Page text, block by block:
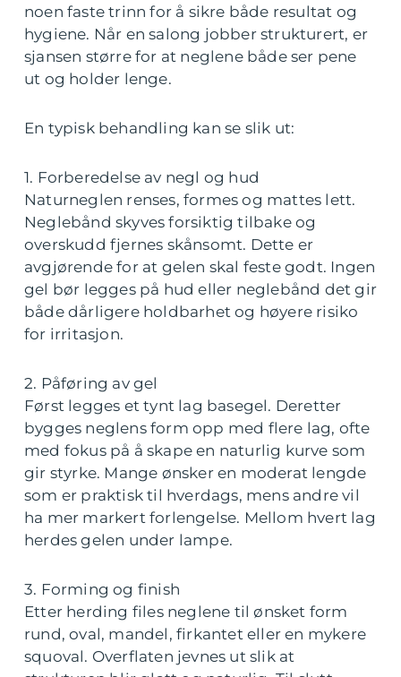
noen faste trinn for å sikre både resultat og
hygiene. Når en salong jobber strukturert, er
sjansen større for at neglene både ser pene
ut og holder lenge.
En typisk behandling kan se slik ut:
1. Forberedelse av negl og hud
Naturneglen renses, formes og mattes lett.
Neglebånd skyves forsiktig tilbake og
overskudd fjernes skånsomt. Dette er
avgjørende for at gelen skal feste godt. Ingen
gel bør legges på hud eller neglebånd det gir
både dårligere holdbarhet og høyere risiko
for irritasjon.
2. Påføring av gel
Først legges et tynt lag basegel. Deretter
bygges neglens form opp med flere lag, ofte
med fokus på å skape en naturlig kurve som
gir styrke. Mange ønsker en moderat lengde
som er praktisk til hverdags, mens andre vil
ha mer markert forlengelse. Mellom hvert lag
herdes gelen under lampe.
3. Forming og finish
Etter herding files neglene til ønsket form
rund, oval, mandel, firkantet eller en mykere
squoval. Overflaten jevnes ut slik at